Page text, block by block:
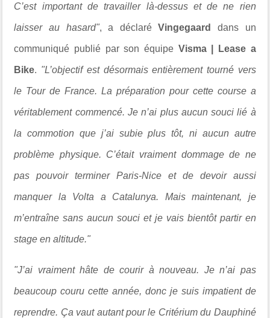
C’est important de travailler là-dessus et de ne rien
laisser au hasard", a déclaréVingegaard dans un
communiqué publié par son équipe Visma | Lease a
Bike. "L’objectif est désormais entièrement tourné vers
le Tour de France. La préparation pour cette course a
véritablement commencé. Je n’ai plus aucun souci lié à
la commotion que j’ai subie plus tôt, ni aucun autre
problème physique. C’était vraiment dommage de ne
pas pouvoir terminer Paris-Nice et de devoir aussi
manquer la Volta a Catalunya. Mais maintenant, je
m’entraîne sans aucun souci et je vais bientôt partir en
stage en altitude."
"J’ai vraiment hâte de courir à nouveau. Je n’ai pas
beaucoup couru cette année, donc je suis impatient de
reprendre. Ça vaut autant pour le Critérium du Dauphiné